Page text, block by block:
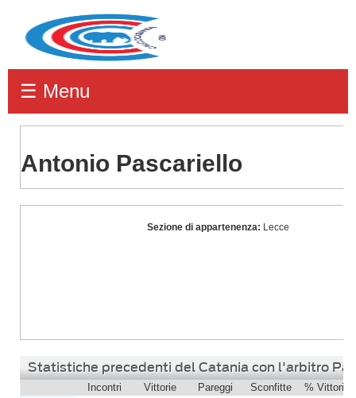
☰ Menu
Antonio Pascariello
Pascariello
Sezione di appartenenza: Lecce
Statistiche precedenti del Catania con l'arbitro
Incontri Vittorie Pareggi Sconfitte % Vittorie